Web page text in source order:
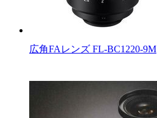
広角FAレンズ FL-BC1220-9M